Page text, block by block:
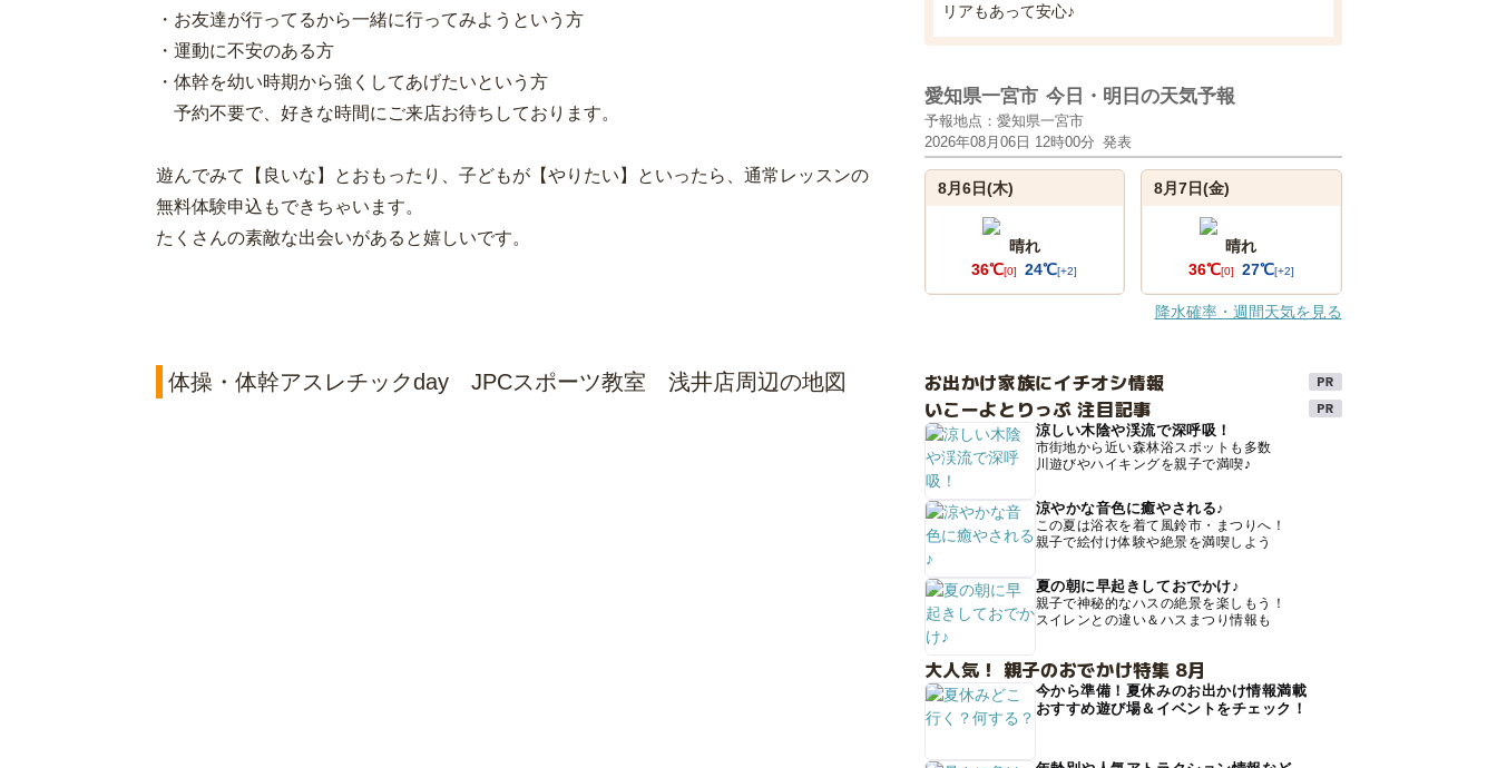
・お友達が行ってるから一緒に行ってみようという方
・運動に不安のある方
・体幹を幼い時期から強くしてあげたいという方
予約不要で、好きな時間にご来店お待ちしております。
遊んでみて【良いな】とおもったり、子どもが【やりたい】といったら、通常レッスンの
無料体験申込もできちゃいます。
たくさんの素敵な出会いがあると嬉しいです。
体操・体幹アスレチックday JPCスポーツ教室 浅井店周辺の地図
リアもあって安心♪
愛知県一宮市 今日・明日の天気予報
予報地点：愛知県一宮市
2026年08月06日 12時00分 発表
8月6日(木)
晴れ
36℃[0] 24℃[+2]
8月7日(金)
晴れ
36℃[0] 27℃[+2]
降水確率・週間天気を見る
お出かけ家族にイチオシ情報
いこーよとりっぷ 注目記事
涼しい木陰や渓流で深呼吸！
市街地から近い森林浴スポットも多数
川遊びやハイキングを親子で満喫♪
涼やかな音色に癒やされる♪
この夏は浴衣を着て風鈴市・まつりへ！
親子で絵付け体験や絶景を満喫しよう
夏の朝に早起きしておでかけ♪
親子で神秘的なハスの絶景を楽しもう！
スイレンとの違い＆ハスまつり情報も
大人気！ 親子のおでかけ特集 8月
今から準備！夏休みのお出かけ情報満載
おすすめ遊び場＆イベントをチェック！